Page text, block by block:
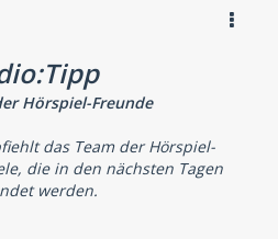
Hörspiel-Freunde
das Team der Hörspiel-
die in den nächsten Tagen
werden.